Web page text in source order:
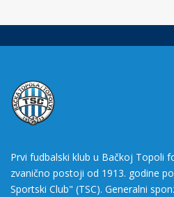
Prvi fudbalski klub u Bačkoj Topoli
zvanično postoji od 1913. godine
Sportski Club" (TSC). Generalni